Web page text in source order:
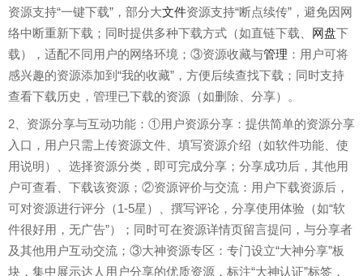
资源支持“一键下载”，部分大文件资源支持“断点续传”，避免因网
络中断重新下载；同时提供多种下载方式（如直链下载、 网盘下
载），适配不同用户的网络环境；③资源收藏与管理 ：用户可将
感兴趣的资源添加到“我的收藏”，方便后续查找下载；同时支持
查看下载历史，管理已下载的资源（如删除、分享）。
2、资源分享与互动功能：①用户资源分享：提供简单的资源分享
入口，用户只需上传资源文件、填写资源介绍（如软件功能、使
用说明）、选择资源分类，即可完成分享；分享成功后，其他用
户可查看、下载该资源；②资源评价与交流：用户下载资源后，
可对资源进行评分（1-5星）、撰写评论，分享使用体验（如“软
件很好用，无广告”）；同时可在资源详情页留言提问，与分享者
及其他用户互动交流；③大神资源专区：专门设立“大神分享”板
块，集中展示达人用户分享的优质资源，标注“大神认证”标签，